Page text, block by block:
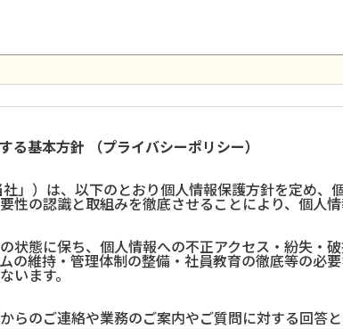
る基本方針 （プライバシーポリシー）
」）は、以下のとおり個人情報保護方針を定め、
性の認識と取組みを徹底させることにより、個人
状態に保ち、個人情報への不正アクセス・紛失・
の維持・管理体制の整備・社員教育の徹底等の必
います。
らのご連絡や業務のご案内やご質問に対する回答